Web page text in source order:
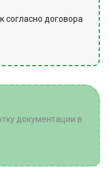
согласно договора
документации в